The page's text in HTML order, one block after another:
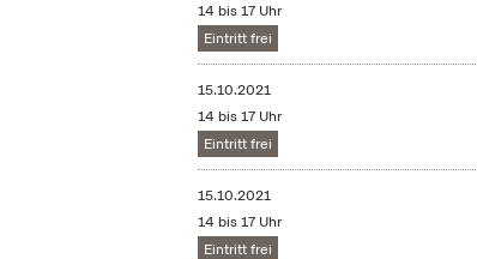
14 bis 17 Uhr
Eintritt frei
15.10.2021
14 bis 17 Uhr
Eintritt frei
15.10.2021
14 bis 17 Uhr
Eintritt frei